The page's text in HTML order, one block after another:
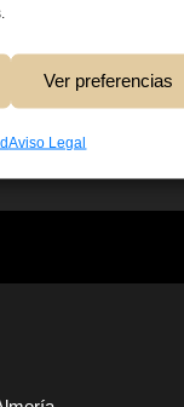
Ver preferencias
Aviso Legal